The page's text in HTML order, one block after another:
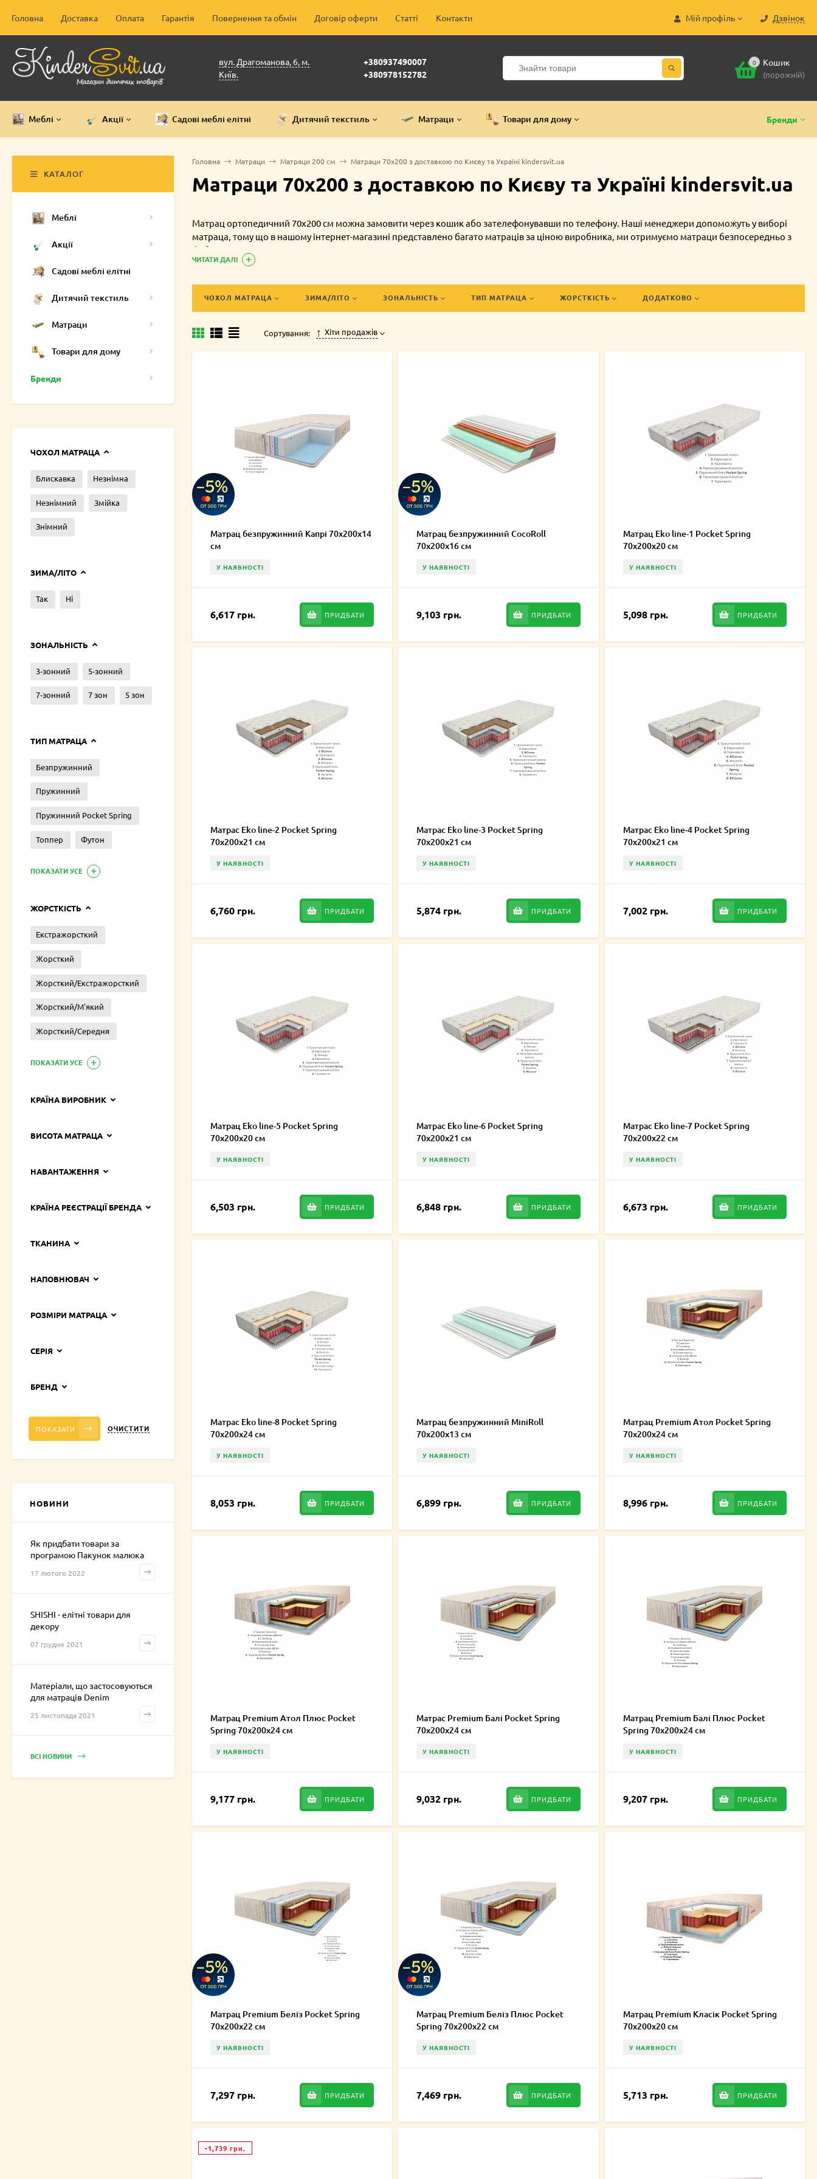
Мій профіль Дзвінок
Головна Доставка Оплата Гарантія Повернення та обмін Договір оферти Статті Контакти
вул. Драгоманова, 6, м.
Київ.
+380937490007
+380978152782
0 Кошик
(порожній)
Бренди
Меблі Акції Садові меблі елітні Дитячий текстиль Матраци Товари для дому
Головна Матраци Матраци 200 см Матраци 70х200 з доставкою по Києву та Україні kindersvit.ua
Матраци 70х200 з доставкою по Києву та Україні kindersvit.ua
Матрац ортопедичний 70х200 см можна замовити через кошик або зателефонувавши по телефону. Наші менеджери допоможуть у виборі
матраца, тому що в нашому інтернет-магазині представлено багато матраців за ціною виробника, ми отримуємо матраци безпосередньо з
фабрики, тому можемо надати найкращі ціни на матраци 70 на 200 см.
На будь-якому етапі вибору матраца рекомендуємо звернутися до наших спеціалістів, що дозволить Вам заощадити час на самостійне
Вам матрац до квартири.
ЧИТАТИ ДАЛІ
ЧОХОЛ МАТРАЦА ЗИМА/ЛІТО ЗОНАЛЬНІСТЬ ТИП МАТРАЦА ЖОРСТКІСТЬ ДОДАТКОВО
Сортування: Хіти продажів
Матрац безпружинний Капрі 70х200х14
см
У НАЯВНОСТІ
6,617 грн. ПРИДБАТИ
Матрац безпружинний CocoRoll
70х200х16 см
У НАЯВНОСТІ
9,103 грн. ПРИДБАТИ
Матрац Eko line-1 Pocket Spring
70х200х20 см
У НАЯВНОСТІ
5,098 грн. ПРИДБАТИ
Матрас Eko line-2 Pocket Spring
70х200х21 см
У НАЯВНОСТІ
6,760 грн. ПРИДБАТИ
Матрас Eko line-3 Pocket Spring
70х200х21 см
У НАЯВНОСТІ
5,874 грн. ПРИДБАТИ
Матрас Eko line-4 Pocket Spring
70х200х21 см
У НАЯВНОСТІ
7,002 грн. ПРИДБАТИ
Матрац Eko line-5 Pocket Spring
70х200х20 см
У НАЯВНОСТІ
6,503 грн. ПРИДБАТИ
Матрас Eko line-6 Pocket Spring
70х200х21 см
У НАЯВНОСТІ
6,848 грн. ПРИДБАТИ
Матрас Eko line-7 Pocket Spring
70х200х22 см
У НАЯВНОСТІ
6,673 грн. ПРИДБАТИ
Матрас Eko line-8 Pocket Spring
70х200х24 см
У НАЯВНОСТІ
8,053 грн. ПРИДБАТИ
Матрац безпружинний MiniRoll
70х200х13 см
У НАЯВНОСТІ
6,899 грн. ПРИДБАТИ
Матрац Premium Атол Pocket Spring
70х200х24 см
У НАЯВНОСТІ
8,996 грн. ПРИДБАТИ
Матрац Premium Атол Плюс Pocket
Spring 70х200х24 см
У НАЯВНОСТІ
9,177 грн. ПРИДБАТИ
Матрас Premium Балі Pocket Spring
70х200х24 см
У НАЯВНОСТІ
9,032 грн. ПРИДБАТИ
Матрац Premium Балі Плюс Pocket
Spring 70х200х24 см
У НАЯВНОСТІ
9,207 грн. ПРИДБАТИ
Матрац Premium Беліз Pocket Spring
70х200х22 см
У НАЯВНОСТІ
7,297 грн. ПРИДБАТИ
Матрац Premium Беліз Плюс Pocket
Spring 70х200х22 см
У НАЯВНОСТІ
7,469 грн. ПРИДБАТИ
Матрац Premium Класік Pocket Spring
70х200х20 см
У НАЯВНОСТІ
5,713 грн. ПРИДБАТИ
-1,739 грн.
КАТАЛОГ
Меблі
Акції
Садові меблі елітні
Дитячий текстиль
Матраци
Товари для дому
Бренди
ЧОХОЛ МАТРАЦА
Блискавка Незнімна
Незнімний Змійка
Знімний
ЗИМА/ЛІТО
Так Ні
ЗОНАЛЬНІСТЬ
3-зонний 5-зонний
7-зонний 7 зон 5 зон
ТИП МАТРАЦА
Безпружинний
Пружинний
Пружинний Pocket Spring
Топпер Футон
ПОКАЗАТИ УСЕ
ЖОРСТКІСТЬ
Екстражорсткий
Жорсткий
Жорсткий/Екстражорсткий
Жорсткий/М'який
Жорсткий/Середня
ПОКАЗАТИ УСЕ
КРАЇНА ВИРОБНИК
ВИСОТА МАТРАЦА
НАВАНТАЖЕННЯ
КРАЇНА РЕЄСТРАЦІЇ БРЕНДА
ТКАНИНА
НАПОВНЮВАЧ
РОЗМІРИ МАТРАЦА
СЕРІЯ
БРЕНД
ПОКАЗАТИ ОЧИСТИТИ
НОВИНИ
Як придбати товари за
програмою Пакунок малюка
17 лютого 2022
SHISHI - елітні товари для
декору
07 грудня 2021
Матеріали, що застосовуються
для матраців Denim
25 листопада 2021
ВСІ НОВИНИ